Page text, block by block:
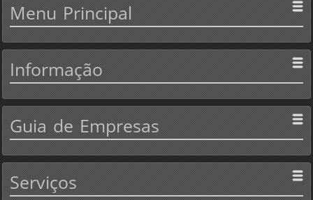
Menu Principal
Informação
Guia de Empresas
Serviços